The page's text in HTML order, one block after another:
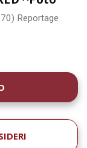
Reportage